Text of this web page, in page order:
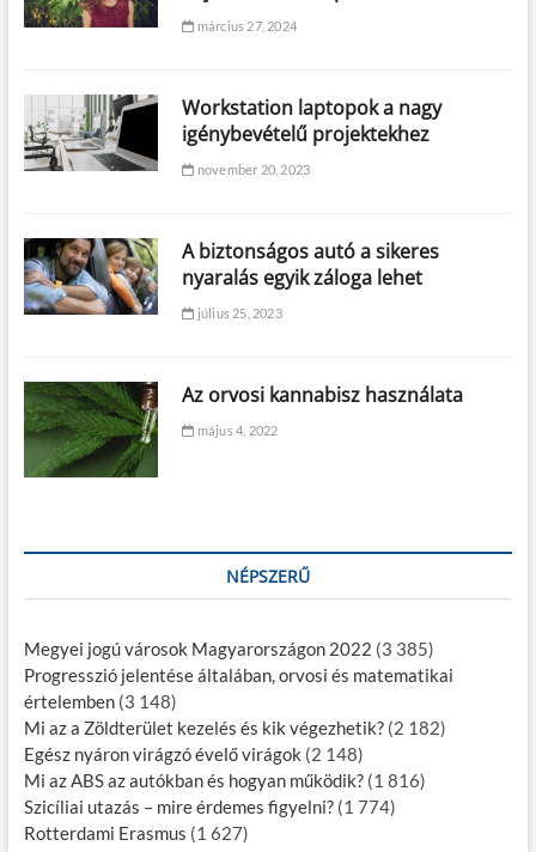
március 27, 2024
Workstation laptopok a nagy
igénybevételű projektekhez
november 20, 2023
A biztonságos autó a sikeres
nyaralás egyik záloga lehet
július 25, 2023
Az orvosi kannabisz használata
május 4, 2022
NÉPSZERŰ
Megyei jogú városok Magyarországon 2022 (3 385)
Progresszió jelentése általában, orvosi és matematikai
értelemben (3 148)
Mi az a Zöldterület kezelés és kik végezhetik? (2 182)
Egész nyáron virágzó évelő virágok (2 148)
Mi az ABS az autókban és hogyan működik? (1 816)
Szicíliai utazás – mire érdemes figyelni? (1 774)
Rotterdami Erasmus (1 627)